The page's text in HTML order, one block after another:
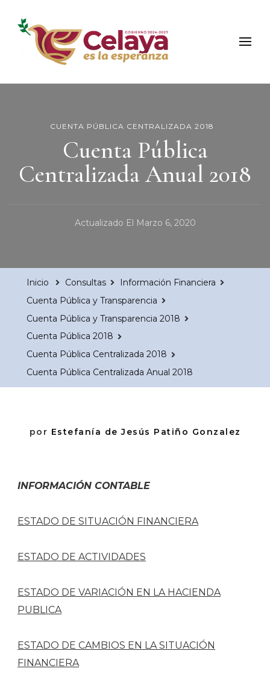
Municipio de Celaya
Portal Oficial del Municipio de Celaya
CUENTA PÚBLICA CENTRALIZADA 2018
Cuenta Pública
Centralizada Anual 2018
Actualizado El Marzo 6, 2020
Inicio Consultas
Información Financiera
Cuenta Pública y Transparencia
Cuenta Pública y Transparencia 2018
Cuenta Pública 2018
Cuenta Pública Centralizada 2018
Cuenta Pública Centralizada Anual 2018
por Estefanía de Jesús Patiño Gonzalez
INFORMACIÓN CONTABLE
ESTADO DE SITUACIÓN FINANCIERA
ESTADO DE ACTIVIDADES
ESTADO DE VARIACIÓN EN LA HACIENDA
PUBLICA
ESTADO DE CAMBIOS EN LA SITUACIÓN
FINANCIERA